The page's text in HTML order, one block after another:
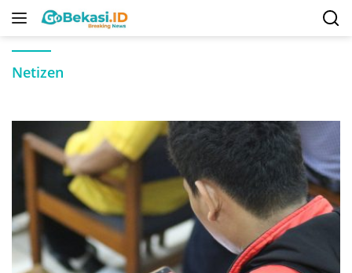
Langsung
Netizen